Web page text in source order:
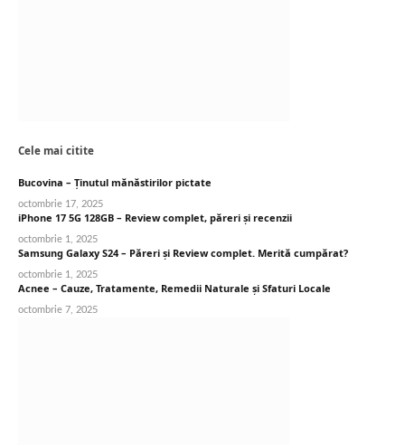
Cele mai citite
Bucovina – Ținutul mănăstirilor pictate
octombrie 17, 2025
iPhone 17 5G 128GB – Review complet, păreri și recenzii
octombrie 1, 2025
Samsung Galaxy S24 – Păreri și Review complet. Merită cumpărat?
octombrie 1, 2025
Acnee – Cauze, Tratamente, Remedii Naturale și Sfaturi Locale
octombrie 7, 2025